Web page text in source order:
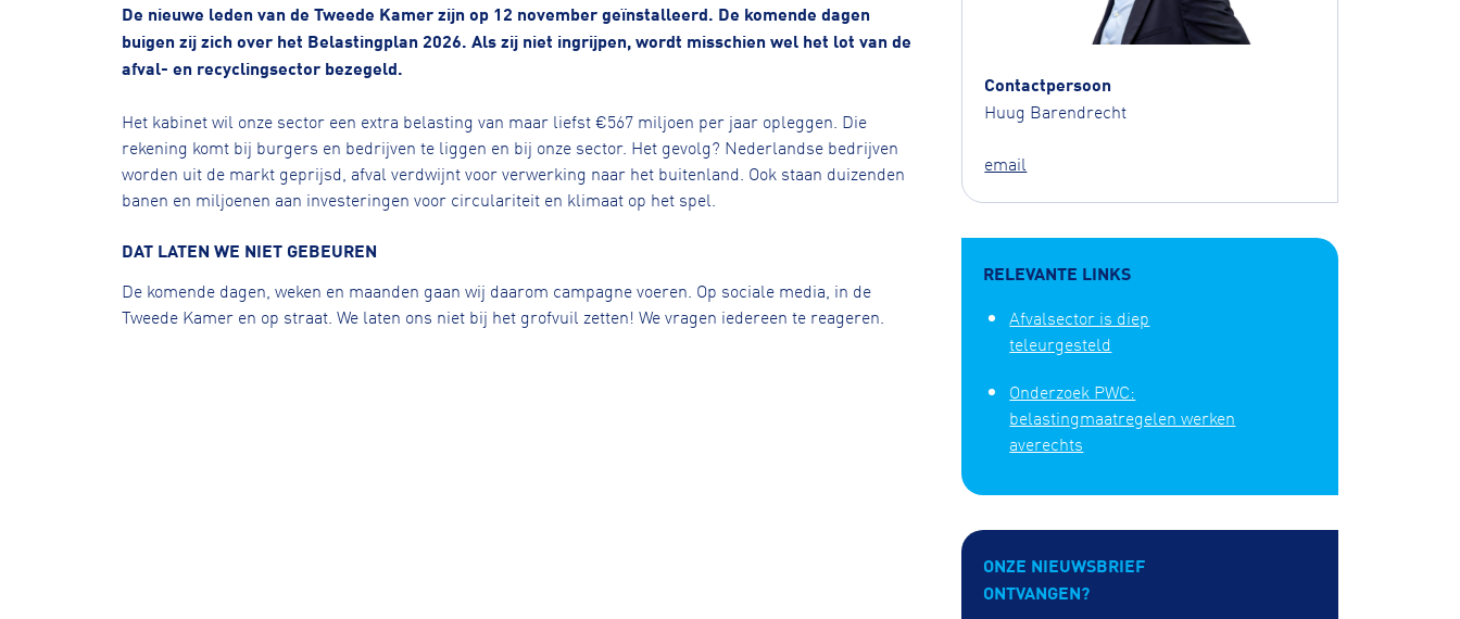
De nieuwe leden van de Tweede Kamer zijn op 12 november geïnstalleerd. De komende dagen
buigen zij zich over het Belastingplan 2026. Als zij niet ingrijpen, wordt misschien wel het lot van de
afval- en recyclingsector bezegeld.
Het kabinet wil onze sector een extra belasting van maar liefst €567 miljoen per jaar opleggen. Die
rekening komt bij burgers en bedrijven te liggen en bij onze sector. Het gevolg? Nederlandse bedrijven
worden uit de markt geprijsd, afval verdwijnt voor verwerking naar het buitenland. Ook staan duizenden
banen en miljoenen aan investeringen voor circulariteit en klimaat op het spel.
DAT LATEN WE NIET GEBEUREN
De komende dagen, weken en maanden gaan wij daarom campagne voeren. Op sociale media, in de
Tweede Kamer en op straat. We laten ons niet bij het grofvuil zetten! We vragen iedereen te reageren.
Contactpersoon
Huug Barendrecht
email
RELEVANTE LINKS
Afvalsector is diep
teleurgesteld
Onderzoek PWC:
belastingmaatregelen werken
averechts
ONZE NIEUWSBRIEF
ONTVANGEN?